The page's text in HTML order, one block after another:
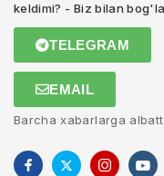
keldimi? - Biz bilan
TELEGRAM
EMAIL
Barcha xabarlarga